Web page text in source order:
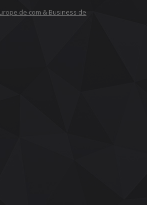
de com & Business de